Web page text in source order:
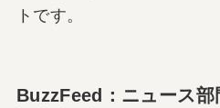
トです。
BuzzFeed：ニュース